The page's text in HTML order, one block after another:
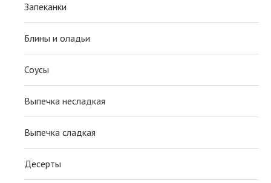
Запеканки
Блины и оладьи
Соусы
Выпечка несладкая
Выпечка сладкая
Десерты